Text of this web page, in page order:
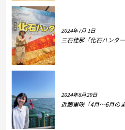
2024年7月 1日
三石佳那「化石ハンタ
2024年6月29日
近藤里咲「4月～6月の